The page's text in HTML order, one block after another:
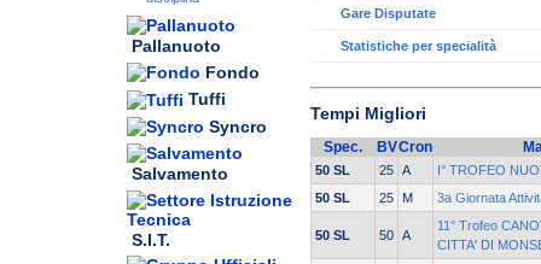
Pallanuoto
Fondo
Tuffi
Syncro
Salvamento
S.I.T.
Gare Disputate
Statistiche per specialità
Tempi Migliori
Spec. BVCron
50 SL 25 A
I° TROFEO
50 SL
25 M 3a Giornata
50 SL 50 A
11° Trofeo
CITTA' DI